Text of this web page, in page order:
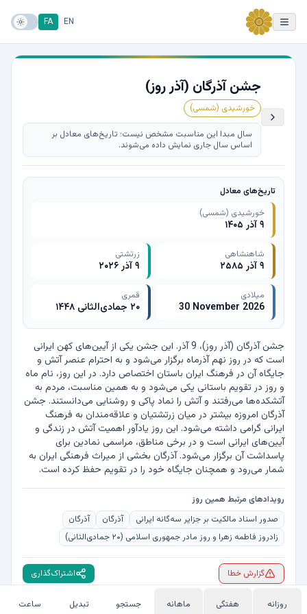
EN
FA
جشن آذرگان (آذر روز)
خورشیدی (شمسی)
سال مبدا این مناسبت مشخص نیست؛ تاریخ‌های معادل بر
اساس سال جاری نمایش داده می‌شوند.
تاریخ‌های معادل
خورشیدی (شمسی)
۹ آذر ۱۴۰۵
شاهنشاهی
۹ آذر ۲۵۸۵
زرتشتی
۹ آذر ۲۰۲۶
میلادی
30 November 2026
قمری
۲۰ جمادی‌الثانی ۱۴۴۸
شمار می‌رود و همچنان جایگاه خود را در تقویم حفظ کرده است.
رویدادهای مرتبط همین روز
صدور اسناد مالکیت بر جزایر سه‌گانه ایرانی
آذرگان
آذرگان
زادروز فاطمه زهرا و روز مادر جمهوری اسلامی (۲۰ جمادی‌الثانی)
گزارش خطا اشتراک‌گذاری
روزانه هفتگی ماهانه جستجو تبدیل ساعت